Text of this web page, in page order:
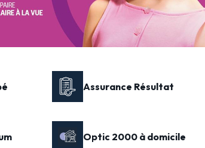
Assurance Résultat
Optic 2000 à domicile